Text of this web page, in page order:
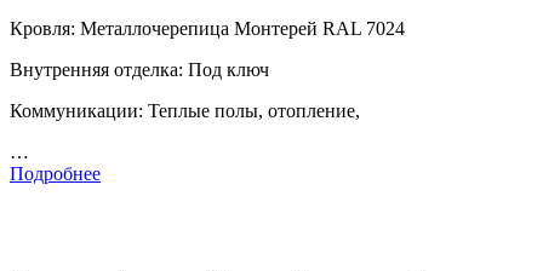
Кровля: Металлочерепица Монтерей RAL 7024
Внутренняя отделка: Под ключ
Коммуникации: Теплые полы, отопление,
…
Подробнее